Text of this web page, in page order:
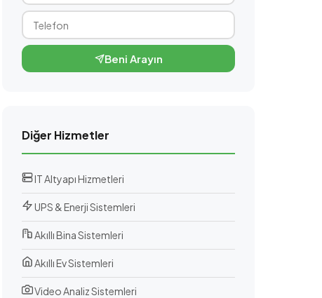
Beni Arayın
Diğer Hizmetler
IT Altyapı Hizmetleri
UPS & Enerji Sistemleri
Akıllı Bina Sistemleri
Akıllı Ev Sistemleri
Video Analiz Sistemleri